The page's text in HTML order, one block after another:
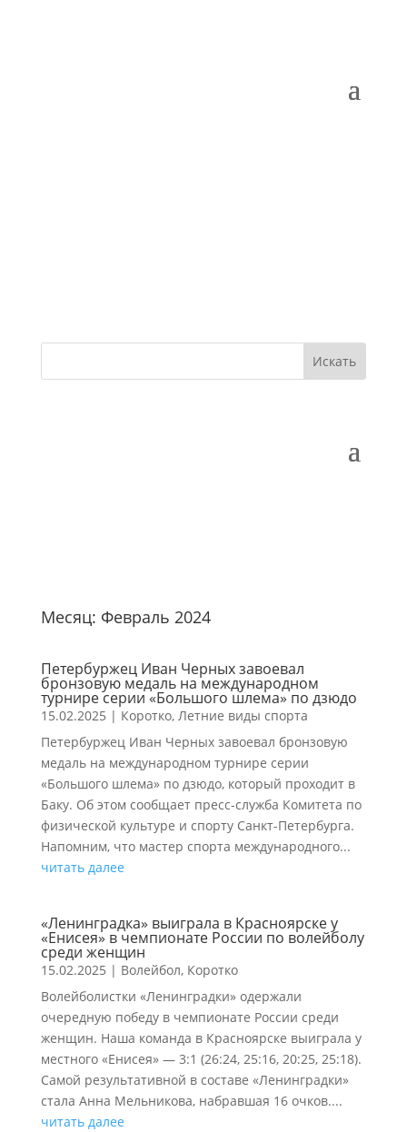
Месяц: Февраль 2024
Петербуржец Иван Черных завоевал
бронзовую медаль на международном
турнире серии «Большого шлема» по дзюдо
15.02.2025 | Коротко, Летние виды спорта
Петербуржец Иван Черных завоевал бронзовую
медаль на международном турнире серии
«Большого шлема» по дзюдо, который проходит в
Баку. Об этом сообщает пресс-служба Комитета по
физической культуре и спорту Санкт-Петербурга.
Напомним, что мастер спорта международного...
читать далее
«Ленинградка» выиграла в Красноярске у
«Енисея» в чемпионате России по волейболу
среди женщин
15.02.2025 | Волейбол, Коротко
Волейболистки «Ленинградки» одержали
очередную победу в чемпионате России среди
женщин. Наша команда в Красноярске выиграла у
местного «Енисея» — 3:1 (26:24, 25:16, 20:25, 25:18).
Самой результативной в составе «Ленинградки»
стала Анна Мельникова, набравшая 16 очков....
читать далее